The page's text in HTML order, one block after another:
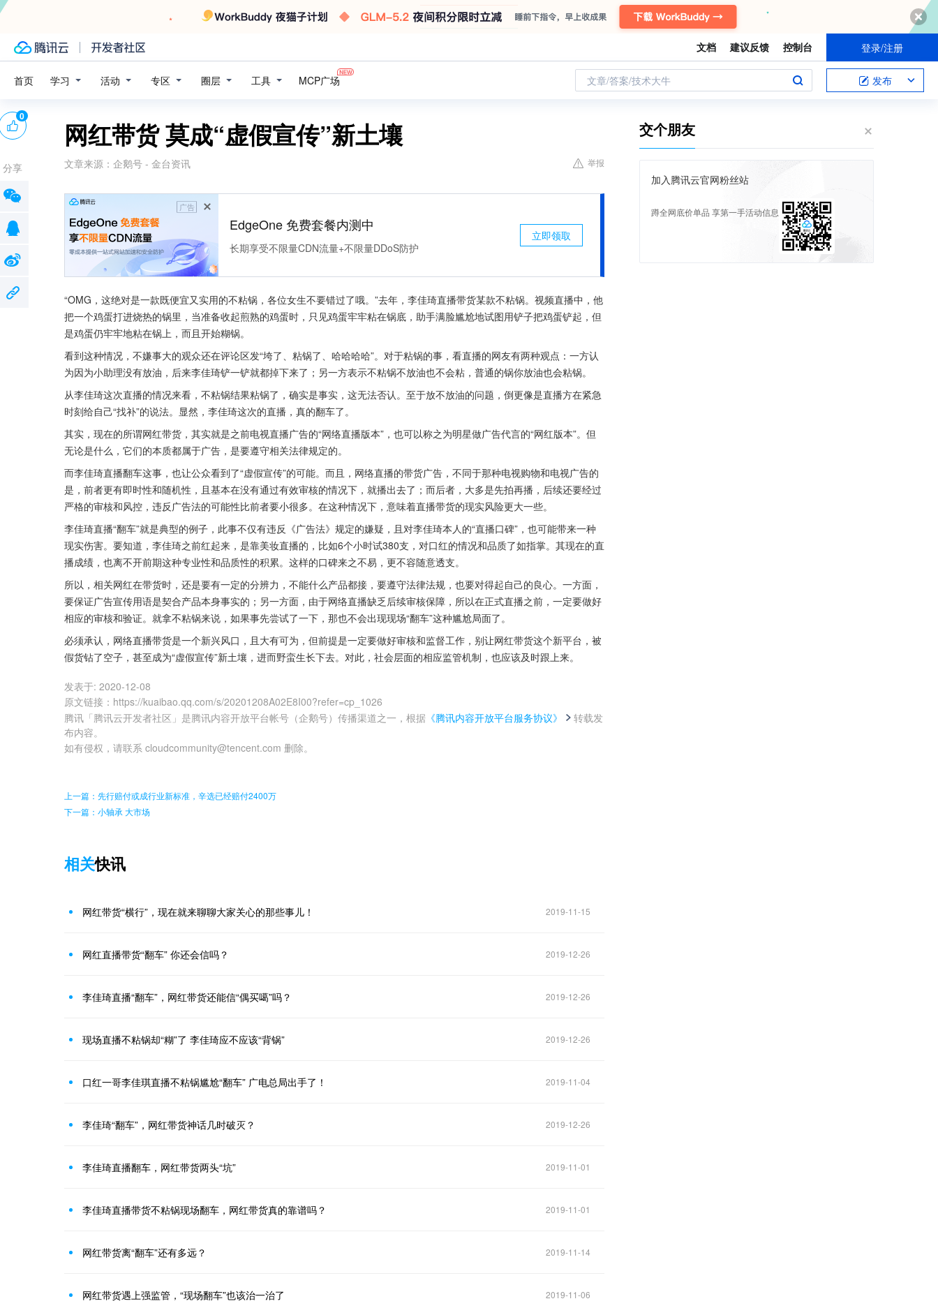
文档 建议反馈 控制台 登录/注册
首页 学习 活动 专区 圈层 工具 MCP广场 文章/答案/技术大牛 发布
网红带货 莫成“虚假宣传”新土壤
文章来源： 企鹅号 - 金台资讯 举报
广告
EdgeOne 免费套餐内测中
长期享受不限量CDN流量+不限量DDoS防护
立即领取
“OMG，这绝对是一款既便宜又实用的不粘锅，各位女生不要错过了哦。”去年，李佳琦直播带货某款不粘锅。视频直播中，他
把一个鸡蛋打进烧热的锅里，当准备收起煎熟的鸡蛋时，只见鸡蛋牢牢粘在锅底，助手满脸尴尬地试图用铲子把鸡蛋铲起，但
是鸡蛋仍牢牢地粘在锅上，而且开始糊锅。
看到这种情况，不嫌事大的观众还在评论区发“垮了、粘锅了、哈哈哈哈”。对于粘锅的事，看直播的网友有两种观点：一方认
为因为小助理没有放油，后来李佳琦铲一铲就都掉下来了；另一方表示不粘锅不放油也不会粘，普通的锅你放油也会粘锅。
从李佳琦这次直播的情况来看，不粘锅结果粘锅了，确实是事实，这无法否认。至于放不放油的问题，倒更像是直播方在紧急
时刻给自己“找补”的说法。显然，李佳琦这次的直播，真的翻车了。
其实，现在的所谓网红带货，其实就是之前电视直播广告的“网络直播版本”，也可以称之为明星做广告代言的“网红版本”。但
无论是什么，它们的本质都属于广告，是要遵守相关法律规定的。
而李佳琦直播翻车这事，也让公众看到了“虚假宣传”的可能。而且，网络直播的带货广告，不同于那种电视购物和电视广告的
是，前者更有即时性和随机性，且基本在没有通过有效审核的情况下，就播出去了；而后者，大多是先拍再播，后续还要经过
严格的审核和风控，违反广告法的可能性比前者要小很多。在这种情况下，意味着直播带货的现实风险更大一些。
李佳琦直播“翻车”就是典型的例子，此事不仅有违反《广告法》规定的嫌疑，且对李佳琦本人的“直播口碑”，也可能带来一种
现实伤害。要知道，李佳琦之前红起来，是靠美妆直播的，比如6个小时试380支，对口红的情况和品质了如指掌。其现在的直
播成绩，也离不开前期这种专业性和品质性的积累。这样的口碑来之不易，更不容随意透支。
所以，相关网红在带货时，还是要有一定的分辨力，不能什么产品都接，要遵守法律法规，也要对得起自己的良心。一方面，
要保证广告宣传用语是契合产品本身事实的；另一方面，由于网络直播缺乏后续审核保障，所以在正式直播之前，一定要做好
相应的审核和验证。就拿不粘锅来说，如果事先尝试了一下，那也不会出现现场“翻车”这种尴尬局面了。
必须承认，网络直播带货是一个新兴风口，且大有可为，但前提是一定要做好审核和监督工作，别让网红带货这个新平台，被
假货钻了空子，甚至成为“虚假宣传”新土壤，进而野蛮生长下去。对此，社会层面的相应监管机制，也应该及时跟上来。
发表于: 2020-12-08
原文链接 ： https://kuaibao.qq.com/s/20201208A02E8I00?refer=cp_1026
腾讯「腾讯云开发者社区」是腾讯内容开放平台帐号（企鹅号）传播渠道之一，根据 《腾讯内容开放平台服务协议》
转载发
布内容。
如有侵权，请联系 cloudcommunity@tencent.com 删除。
0
分享
上一篇：先行赔付或成行业新标准，辛选已经赔付2400万
下一篇：小轴承 大市场
相关快讯
网红带货“横行”，现在就来聊聊大家关心的那些事儿！ 2019-11-15
网红直播带货“翻车” 你还会信吗？ 2019-12-26
李佳琦直播“翻车”，网红带货还能信“偶买噶”吗？ 2019-12-26
现场直播不粘锅却“糊”了 李佳琦应不应该“背锅” 2019-12-26
口红一哥李佳琪直播不粘锅尴尬“翻车” 广电总局出手了！ 2019-11-04
李佳琦“翻车”，网红带货神话几时破灭？ 2019-12-26
李佳琦直播翻车，网红带货两头“坑” 2019-11-01
李佳琦直播带货不粘锅现场翻车，网红带货真的靠谱吗？ 2019-11-01
网红带货离“翻车”还有多远？ 2019-11-14
网红带货遇上强监管，“现场翻车”也该治一治了 2019-11-06
交个朋友
加入腾讯云官网粉丝站
蹲全网底价单品 享第一手活动信息